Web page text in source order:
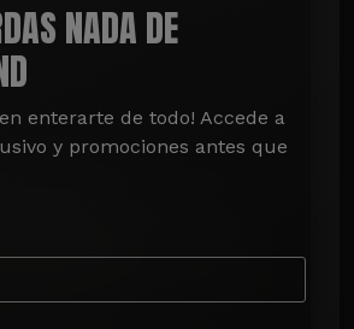
NADA DE
enterarte de todo! Accede a
y promociones antes que